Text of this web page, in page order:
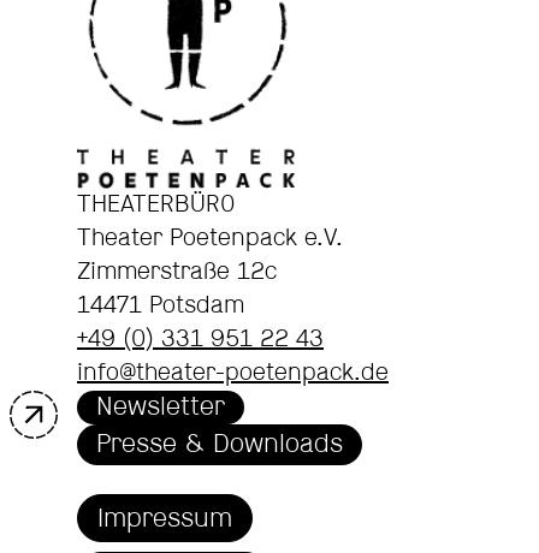
THEATERBÜRO
Theater Poetenpack e.V.
Zimmerstraße 12c
14471 Potsdam
+49 (0) 331 951 22 43
info@theater-poetenpack.de
Newsletter
Presse & Downloads
Impressum